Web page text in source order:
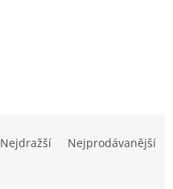
Nejdražší Nejprodávanější